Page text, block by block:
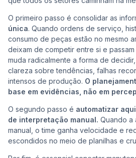
O primeiro passo é consolidar as
única. Quando ordens de serviço,
consumo de peças estão no mesmo
deixam de competir entre si e
muda radicalmente a forma de
clareza sobre tendências, falhas
intensos de produção. O
base em evidências, não em
O segundo passo é automatizar
de interpretação manual. Quando a
manual, o time ganha velocidade e
escondidos no meio de planilhas e